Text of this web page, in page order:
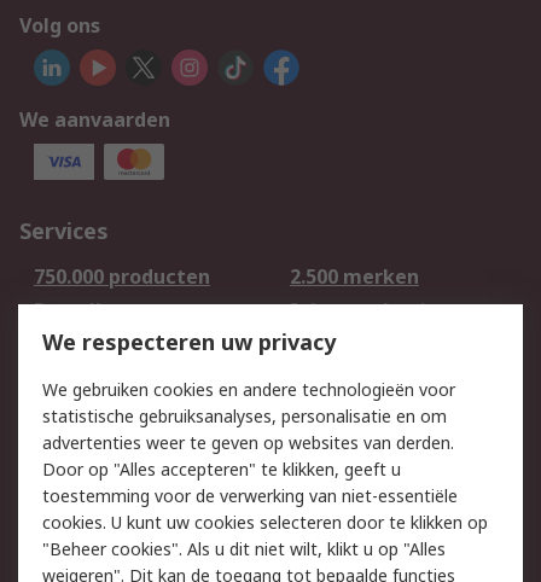
Volg ons
We aanvaarden
Services
750.000 producten
2.500 merken
Bestellen
Inkoopoplossingen
Retouren
Technisch advies
Track & Trace
Wettelijk
Cookiebeleid
Email veiligheid
Privacybeleid -
Bijgewerkt
Websitevoorwaarden
We respecteren uw privacy
We gebruiken cookies en andere technologieën voor
statistische gebruiksanalyses, personalisatie en om
advertenties weer te geven op websites van derden.
Door op "Alles accepteren" te klikken, geeft u
toestemming voor de verwerking van niet-essentiële
cookies. U kunt uw cookies selecteren door te klikken op
"Beheer cookies". Als u dit niet wilt, klikt u op "Alles
weigeren". Dit kan de toegang tot bepaalde functies